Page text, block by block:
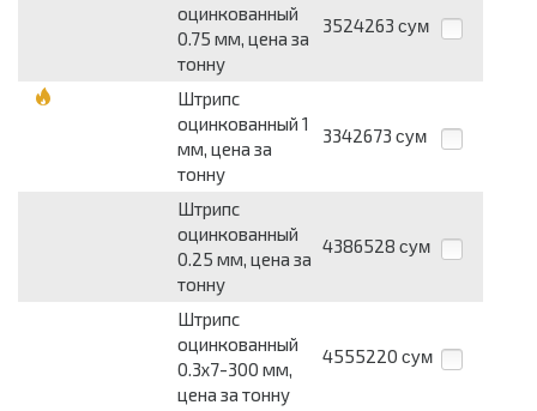
оцинкованный
0.75 мм, цена за
тонну
3524263 сум
Штрипс
оцинкованный 1
мм, цена за
тонну
3342673 сум
Штрипс
оцинкованный
0.25 мм, цена за
тонну
4386528 сум
Штрипс
оцинкованный
0.3x7-300 мм,
цена за тонну
4555220 сум